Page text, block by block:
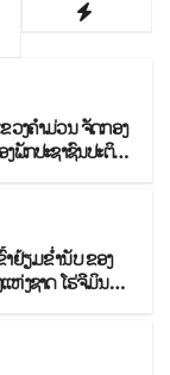
ວງຄຳມ່ວນ ຈັດກອງ
ພັກປະຊາຊົນປະຕິວັດ
ຢ້ຽມຂຳ່ນັບ ຂອງ
ຫ່ງຊາດ ໂຮ່ຈີມິນ